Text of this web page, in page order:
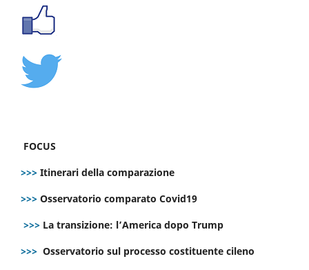
FOCUS
>>> Itinerari della comparazione
>>> Osservatorio comparato Covid19
>>> La transizione: l’America dopo Trump
>>> Osservatorio sul processo costituente cileno